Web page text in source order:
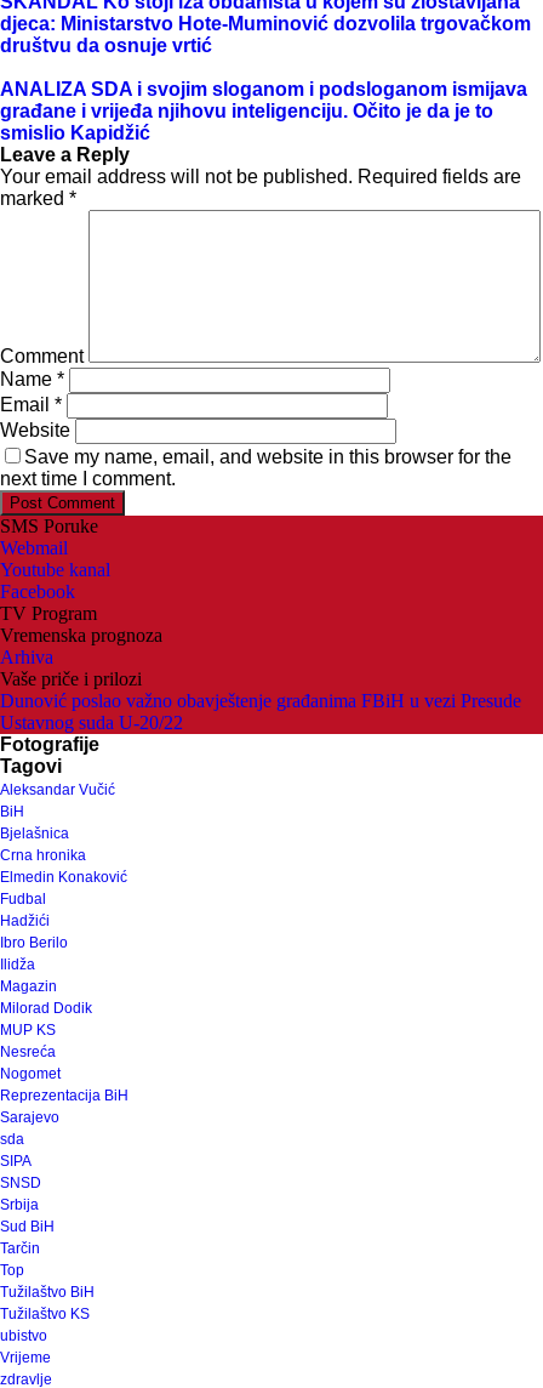
djeca: Ministarstvo Hote-Muminović dozvolila trgovačkom
društvu da osnuje vrtić
ANALIZA SDA i svojim sloganom i podsloganom ismijava
građane i vrijeđa njihovu inteligenciju. Očito je da je to
smislio Kapidžić
Leave a Reply
Your email address will not be published. Required fields are
marked *
Comment
Name *
Email *
Website
Save my name, email, and website in this browser for the
next time I comment.
SMS Poruke
Webmail
Youtube kanal
Facebook
TV Program
Vremenska prognoza
Arhiva
Vaše priče i prilozi
Dunović poslao važno obavještenje građanima FBiH u vezi Presude
Ustavnog suda U-20/22
Fotografije
Tagovi
Aleksandar Vučić
BiH
Bjelašnica
Crna hronika
Elmedin Konaković
Fudbal
Hadžići
Ibro Berilo
Ilidža
Magazin
Milorad Dodik
MUP KS
Nesreća
Nogomet
Reprezentacija BiH
Sarajevo
sda
SIPA
SNSD
Srbija
Sud BiH
Tarčin
Top
Tužilaštvo BiH
Tužilaštvo KS
ubistvo
Vrijeme
zdravlje